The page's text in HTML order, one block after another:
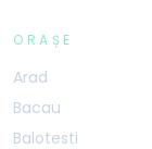
ORAȘE
Arad
Bacau
Balotesti